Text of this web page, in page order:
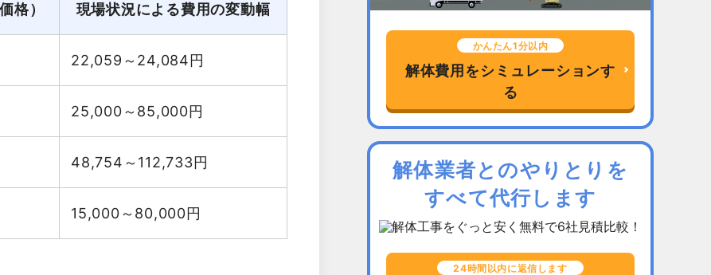
格） 現場状況による費用の変動幅
22,059～24,084円
25,000～85,000円
48,754～112,733円
15,000～80,000円
かんたん1分以内
解体費用をシミュレーションす
る
解体業者とのやりとりを
すべて代行します
24時間以内に返信します